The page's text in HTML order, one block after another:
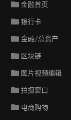
金融首页
银行卡
金融/总资产
区块链
图片视频编辑
拍摄窗口
电商购物